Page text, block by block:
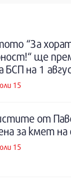
“За
ще
БСП на 1
15
от
за кмет
15